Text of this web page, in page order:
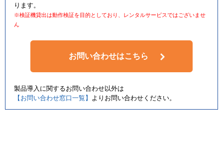
ります。
※検証機貸出は動作検証を目的としており、レンタルサービスではございませ
ん
お問い合わせはこちら
製品導入に関するお問い合わせ以外は
【お問い合わせ窓口一覧】 よりお問い合わせください。